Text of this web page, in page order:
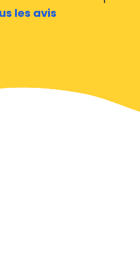
les avis